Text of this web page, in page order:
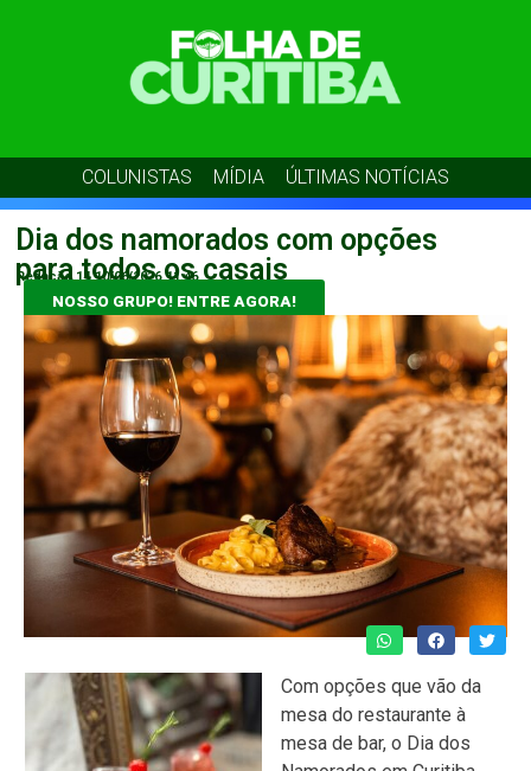
COLUNISTAS MÍDIA ÚLTIMAS NOTÍCIAS
Dia dos namorados com opções
para todos os casais
Redação 14 10/06/2026 11:46
NOSSO GRUPO! ENTRE AGORA!
Com opções que vão da
mesa do restaurante à
mesa de bar, o Dia dos